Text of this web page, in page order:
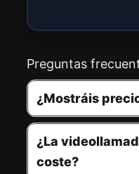
Preguntas
¿Mostráis
¿La
coste?